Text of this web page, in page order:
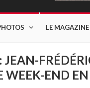
LE MAGAZINE
WEEK-END